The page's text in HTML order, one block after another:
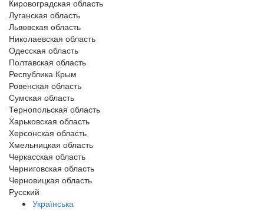
Кировоградская область
Луганская область
Львовская область
Николаевская область
Одесская область
Полтавская область
Республика Крым
Ровенская область
Сумская область
Тернопольская область
Харьковская область
Херсонская область
Хмельницкая область
Черкасская область
Черниговская область
Черновицкая область
Русский
Українська